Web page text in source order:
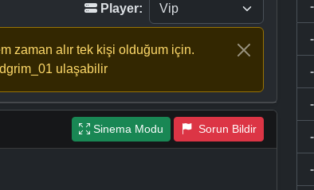
Player:
zaman alır tek kişi olduğum için.
ulaşabilir
Sinema Modu Sorun Bildir
-
-
-
-
-
-